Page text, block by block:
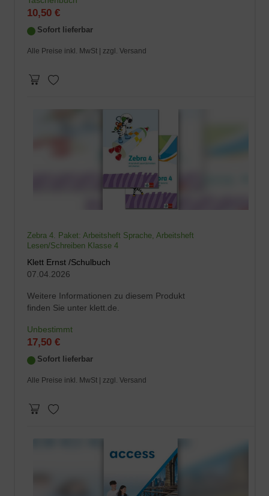
10,50 €
Sofort lieferbar
Alle Preise inkl. MwSt | zzgl. Versand
Zebra 4. Paket: Arbeitsheft Sprache, Arbeitsheft
Lesen/Schreiben Klasse 4
Klett Ernst /Schulbuch
07.04.2026
Weitere Informationen zu diesem Produkt
finden Sie unter klett.de.
Unbestimmt
17,50 €
Sofort lieferbar
Alle Preise inkl. MwSt | zzgl. Versand